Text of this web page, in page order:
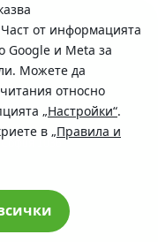
от информацията
Google и Meta за
Можете да
относно
„Настройки“.
в „Правила и
София 1036